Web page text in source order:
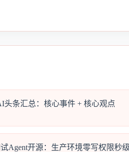
头条汇总：核心事件 + 核心观点
试Agent开源：生产环境零写权限秒